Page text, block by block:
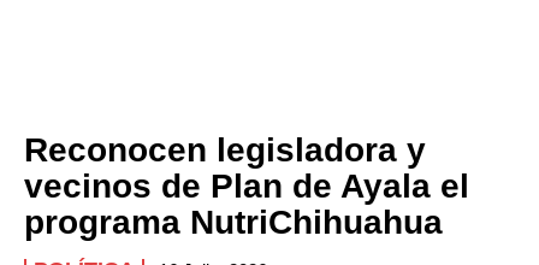
Reconocen legisladora y
vecinos de Plan de Ayala el
programa NutriChihuahua